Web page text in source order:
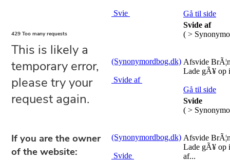
Svie Gå til side
(Synonymordbog.dk)
Svide af
Svide af
( >
Afsvide
Lade gÃ¥ op
Gå til side
(Synonymordbog.dk)
Svide
Svide
( >
Afsvide
Lade gÃ¥ op
af...